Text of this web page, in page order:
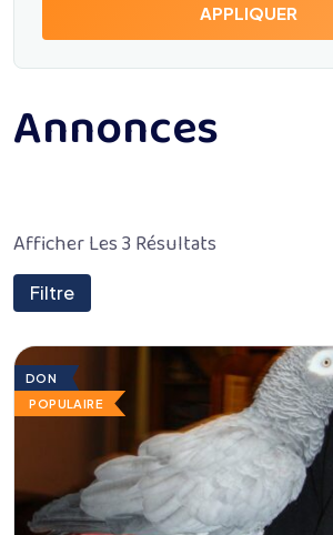
APPLIQUER
Annonces
Afficher Les 3 Résultats
Filtre
DON
POPULAIRE